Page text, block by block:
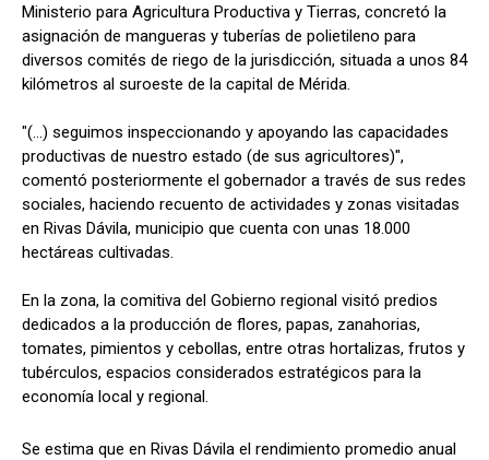
Ministerio para Agricultura Productiva y Tierras, concretó la
asignación de mangueras y tuberías de polietileno para
diversos comités de riego de la jurisdicción, situada a unos 84
kilómetros al suroeste de la capital de Mérida.
"(...) seguimos inspeccionando y apoyando las capacidades
productivas de nuestro estado (de sus agricultores)",
comentó posteriormente el gobernador a través de sus redes
sociales, haciendo recuento de actividades y zonas visitadas
en Rivas Dávila, municipio que cuenta con unas 18.000
hectáreas cultivadas.
En la zona, la comitiva del Gobierno regional visitó predios
dedicados a la producción de flores, papas, zanahorias,
tomates, pimientos y cebollas, entre otras hortalizas, frutos y
tubérculos, espacios considerados estratégicos para la
economía local y regional.
Se estima que en Rivas Dávila el rendimiento promedio anual